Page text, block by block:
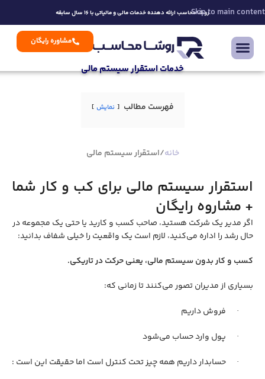
Skip to main contentروشا محاسب ارائه دهنده خدمات مالی و مالیاتی با 16 سال سابقه
مشاوره رایگان
خدمات استقرار سیستم مالی
فهرست مطالب نمایش
خانه استقرار سیستم مالی
استقرار سیستم مالی برای کب و کار شما
+ مشاروه رایگان
اگر مدیر یک شرکت هستید، صاحب کسب ‌و کارید یا حتی یک مجموعه در
حال رشد را اداره می‌کنید، لازم است یک واقعیت را خیلی شفاف بدانید:
کسب‌ و کار بدون سیستم مالی، یعنی حرکت در تاریکی.
بسیاری از مدیران تصور می‌کنند تا زمانی که:
· فروش داریم
· پول وارد حساب می‌شود
· حسابدار داریم همه چیز تحت کنترل است اما حقیقت این است :